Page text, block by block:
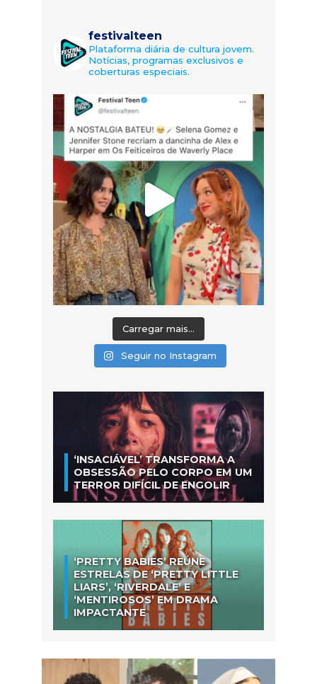
festivalteen
Plataforma diária de cultura jovem.
Notícias, programas exclusivos e
coberturas especiais.
Carregar mais...
Seguir no Instagram
‘INSACIÁVEL’ TRANSFORMA A
OBSESSÃO PELO CORPO EM UM
TERROR DIFÍCIL DE ENGOLIR
‘PRETTY BABIES’ REÚNE
ESTRELAS DE ‘PRETTY LITTLE
LIARS’, ‘RIVERDALE’ E
‘MENTIROSOS’ EM DRAMA
IMPACTANTE